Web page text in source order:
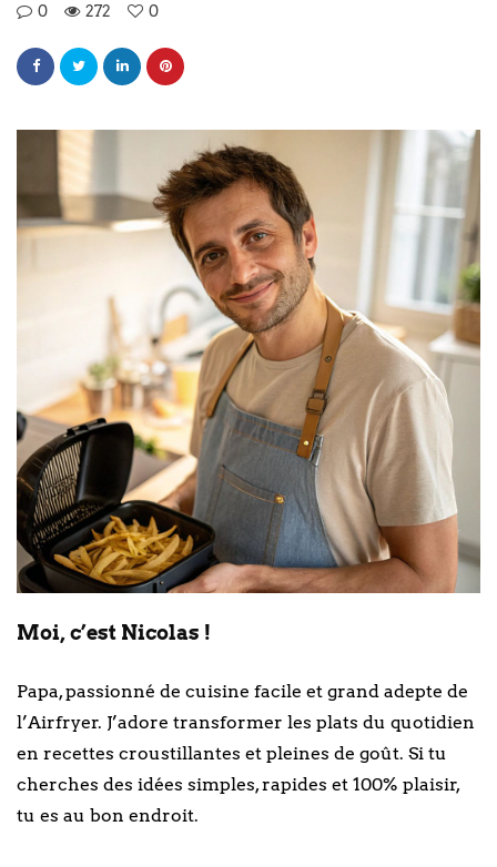
0 272 0
Moi, c’est Nicolas !
Papa, passionné de cuisine facile et grand adepte de
l’Airfryer. J’adore transformer les plats du quotidien
en recettes croustillantes et pleines de goût. Si tu
cherches des idées simples, rapides et 100% plaisir,
tu es au bon endroit.